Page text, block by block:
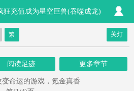
狂充值成为星空巨兽(吞噬成龙)
繁 关灯
阅读足迹 更多章节
变命运的游戏，氪金真香